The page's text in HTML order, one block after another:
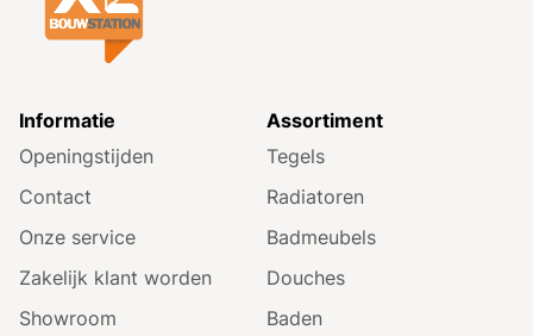
Informatie
Openingstijden
Contact
Onze service
Zakelijk klant worden
Showroom
Assortiment
Tegels
Radiatoren
Badmeubels
Douches
Baden